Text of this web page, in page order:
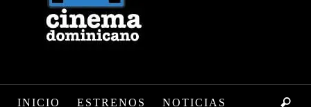
INICIO ESTRENOS NOTICIAS